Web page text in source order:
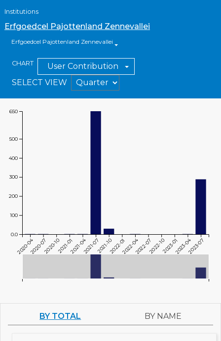
Institutions
Erfgoedcel Pajottenland Zennevallei
Erfgoedcel Pajottenland Zennevallei
CHART
User Contribution
SELECT VIEW
2020-042020-072020-102021-012021-042021-072021-102022-012022-042022-072022-102023-012023-042023-07
100
200
300
400
500
0.0
650
BY TOTAL BY NAME